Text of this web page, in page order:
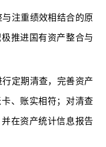
注重绩效相结合的原
推进国有资产整合与
定期清查，完善资产
、账实相符；对清查
在资产统计信息报告